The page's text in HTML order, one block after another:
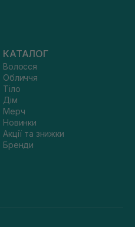
КАТАЛОГ
Волосся
Обличчя
Тіло
Дім
Мерч
Новинки
Акції та знижки
Бренди